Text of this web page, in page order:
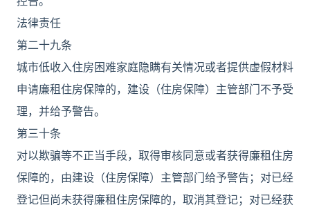
法律责任
第二十九条
城市低收入住房困难家庭隐瞒有关情况或者提供虚假材料
申请廉租住房保障的，建设（住房保障）主管部门不予受
理，并给予警告。
第三十条
对以欺骗等不正当手段，取得审核同意或者获得廉租住房
保障的，由建设（住房保障）主管部门给予警告；对已经
登记但尚未获得廉租住房保障的，取消其登记；对已经获